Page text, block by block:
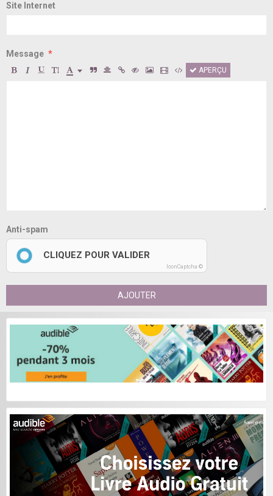
Site Internet
Message
APERÇU
Anti-spam
CLIQUEZ POUR VALIDER
IconCaptcha ©
AJOUTER